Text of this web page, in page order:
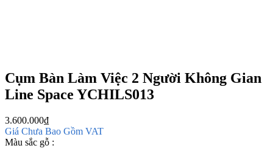
Cụm Bàn Làm Việc 2 Người Không Gian
Line Space YCHILS013
3.600.000₫
Giá Chưa Bao Gồm VAT
Màu sắc gỗ :